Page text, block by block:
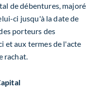
de débentures, majoré
ci jusqu'à la date de
porteurs des
et aux termes de l'acte
rachat.